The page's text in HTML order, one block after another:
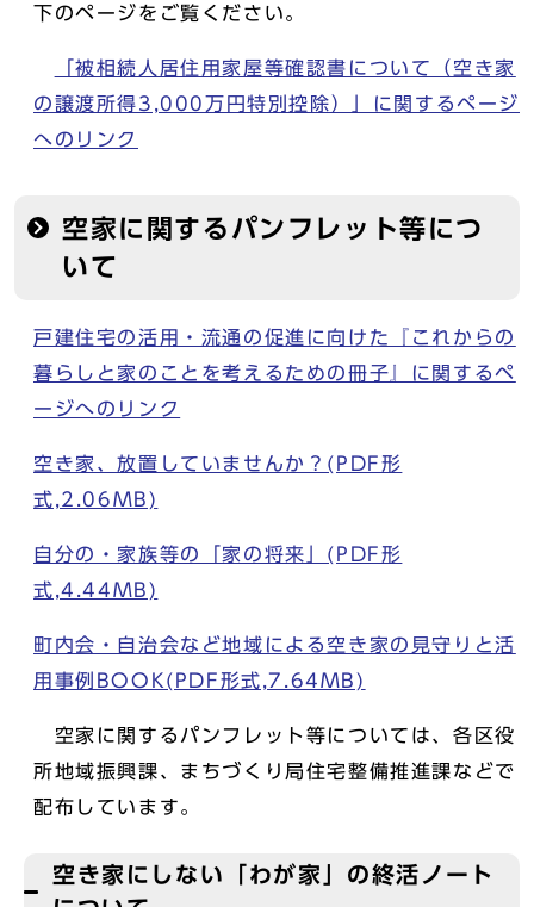
下のページをご覧ください。
「被相続人居住用家屋等確認書について（空き家
の譲渡所得3,000万円特別控除）」に関するページ
へのリンク
空家に関するパンフレット等につ
いて
戸建住宅の活用・流通の促進に向けた『これからの
暮らしと家のことを考えるための冊子』に関するペ
ージへのリンク
空き家、放置していませんか？(PDF形
式,2.06MB)
自分の・家族等の「家の将来」(PDF形
式,4.44MB)
町内会・自治会など地域による空き家の見守りと活
用事例BOOK(PDF形式,7.64MB)
空家に関するパンフレット等については、各区役
所地域振興課、まちづくり局住宅整備推進課などで
配布しています。
空き家にしない「わが家」の終活ノート